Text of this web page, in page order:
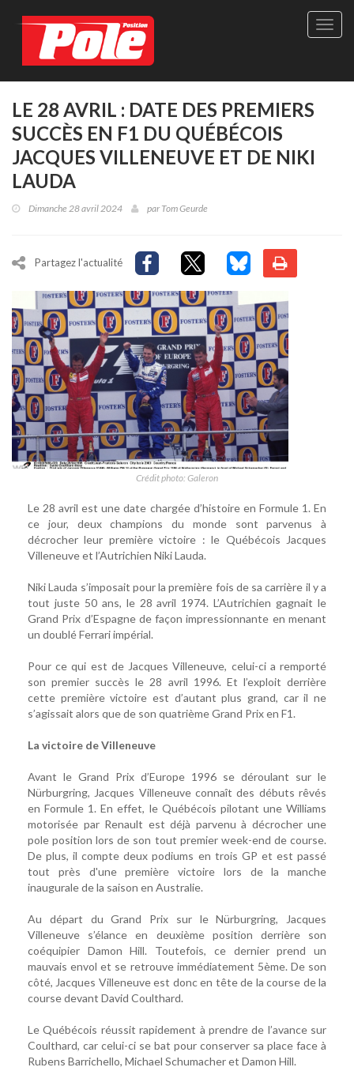
Site
LE 28 AVRIL : DATE DES PREMIERS
SUCCÈS EN F1 DU QUÉBÉCOIS
JACQUES VILLENEUVE ET DE NIKI
LAUDA
Dimanche 28 avril 2024 par Tom Geurde
Partagez l'actualité
Crédit photo: Galeron
Le 28 avril est une date chargée d’histoire en Formule 1. En
ce jour, deux champions du monde sont parvenus à
décrocher leur première victoire : le Québécois Jacques
Villeneuve et l’Autrichien Niki Lauda.
Niki Lauda s’imposait pour la première fois de sa carrière il y a
tout juste 50 ans, le 28 avril 1974. L’Autrichien gagnait le
Grand Prix d’Espagne de façon impressionnante en menant
un doublé Ferrari impérial.
Pour ce qui est de Jacques Villeneuve, celui-ci a remporté
son premier succès le 28 avril 1996. Et l’exploit derrière
cette première victoire est d’autant plus grand, car il ne
s’agissait alors que de son quatrième Grand Prix en F1.
La victoire de Villeneuve
Avant le Grand Prix d’Europe 1996 se déroulant sur le
Nürburgring, Jacques Villeneuve connaît des débuts rêvés
en Formule 1. En effet, le Québécois pilotant une Williams
motorisée par Renault est déjà parvenu à décrocher une
pole position lors de son tout premier week-end de course.
De plus, il compte deux podiums en trois GP et est passé
tout près d'une première victoire lors de la manche
inaugurale de la saison en Australie.
Au départ du Grand Prix sur le Nürburgring, Jacques
Villeneuve s’élance en deuxième position derrière son
coéquipier Damon Hill. Toutefois, ce dernier prend un
mauvais envol et se retrouve immédiatement 5ème. De son
côté, Jacques Villeneuve est donc en tête de la course de la
course devant David Coulthard.
Le Québécois réussit rapidement à prendre de l’avance sur
Coulthard, car celui-ci se bat pour conserver sa place face à
Rubens Barrichello, Michael Schumacher et Damon Hill.